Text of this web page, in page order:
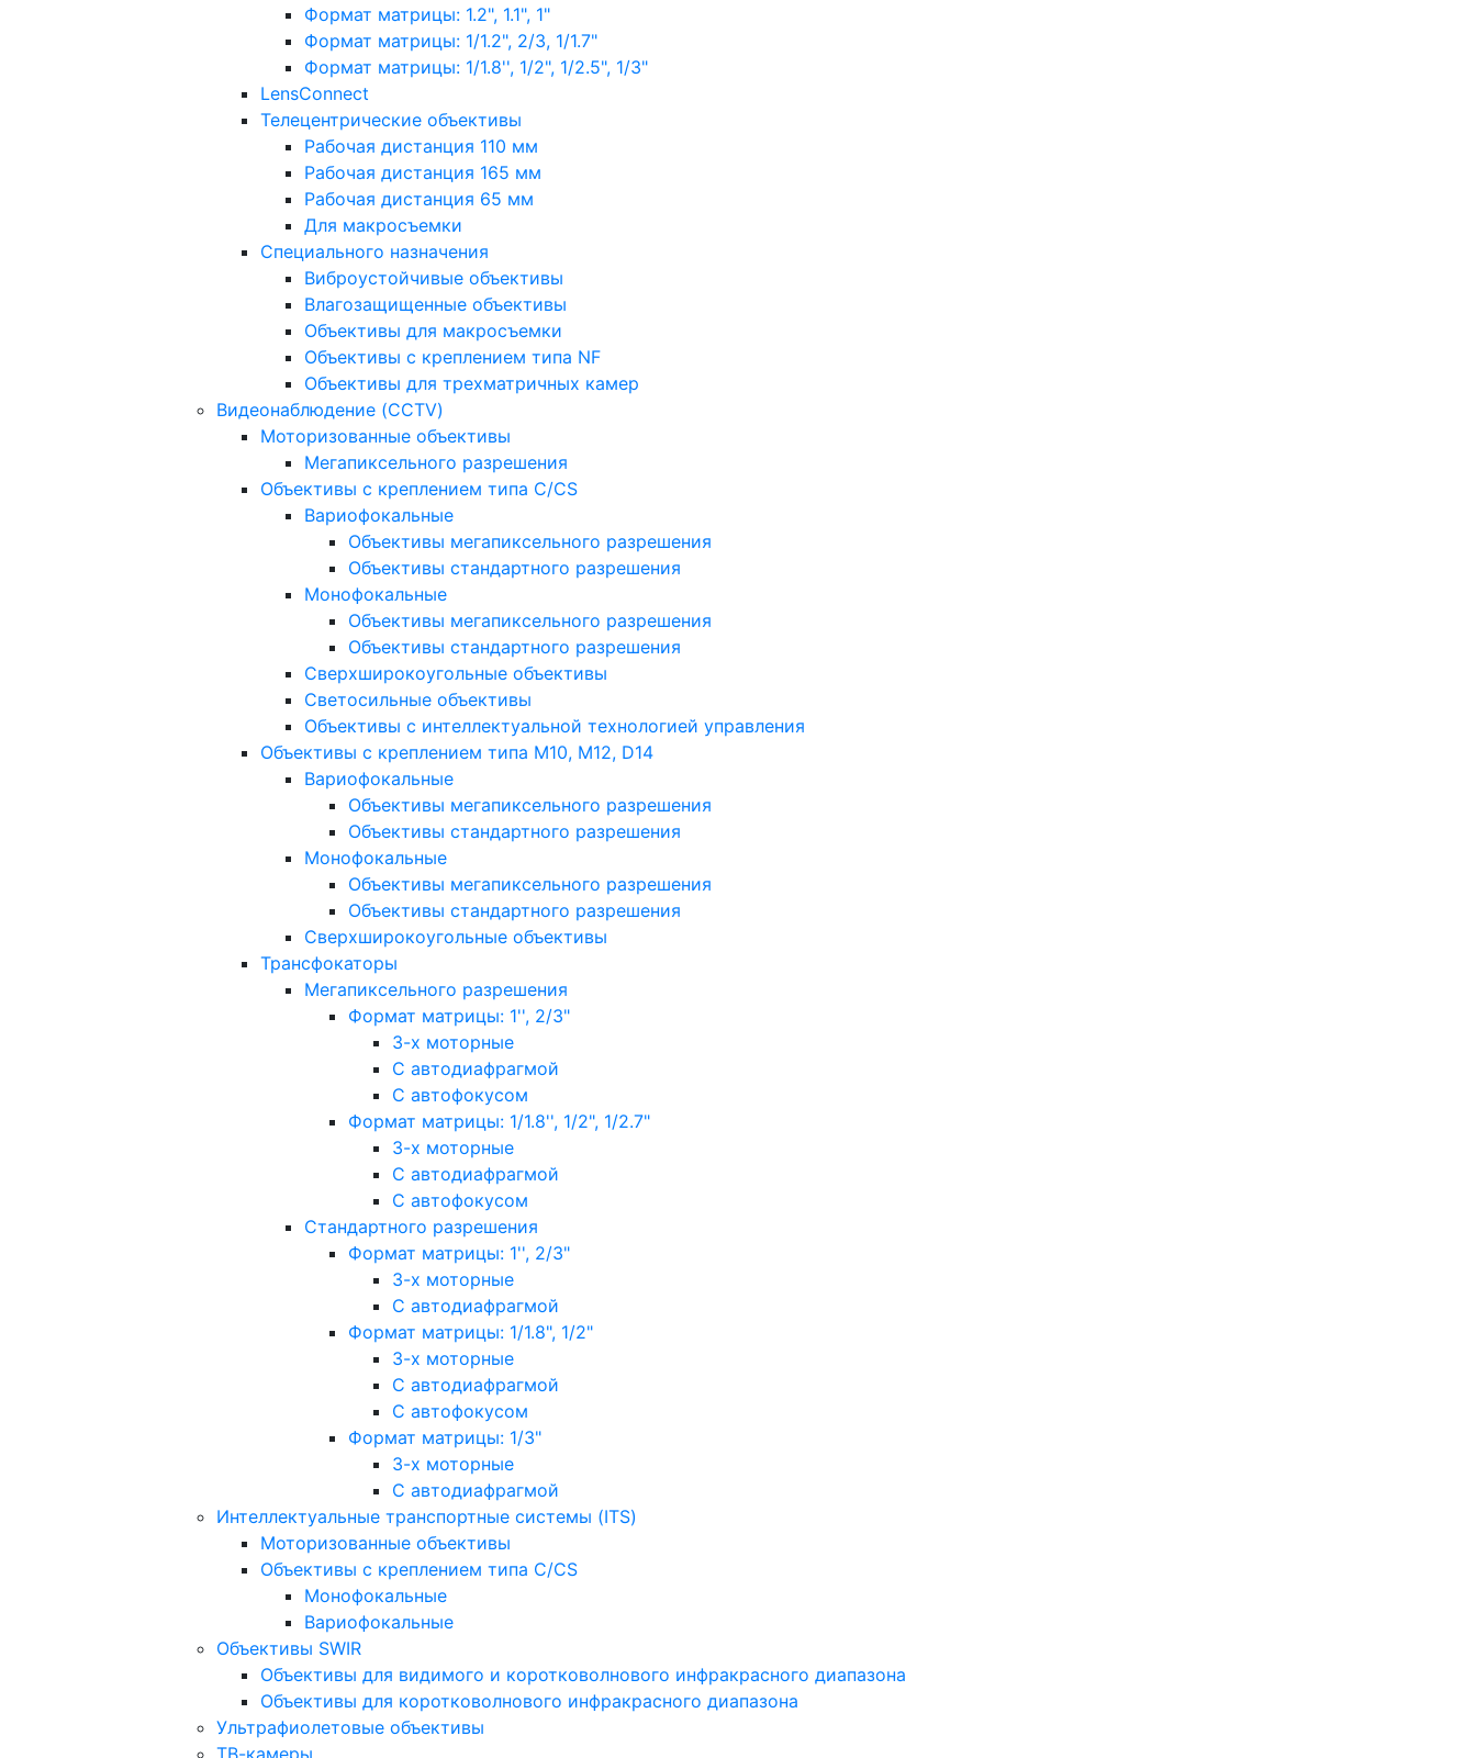
Формат матрицы: 1.2", 1.1", 1"
Формат матрицы: 1/1.2", 2/3, 1/1.7"
Формат матрицы: 1/1.8'', 1/2", 1/2.5", 1/3"
LensConnect
Телецентрические объективы
Рабочая дистанция 110 мм
Рабочая дистанция 165 мм
Рабочая дистанция 65 мм
Для макросъемки
Специального назначения
Виброустойчивые объективы
Влагозащищенные объективы
Объективы для макросъемки
Объективы с креплением типа NF
Объективы для трехматричных камер
Видеонаблюдение (CCTV)
Моторизованные объективы
Мегапиксельного разрешения
Объективы с креплением типа C/CS
Вариофокальные
Объективы мегапиксельного разрешения
Объективы стандартного разрешения
Монофокальные
Объективы мегапиксельного разрешения
Объективы стандартного разрешения
Сверхширокоугольные объективы
Светосильные объективы
Объективы с интеллектуальной технологией управления
Объективы с креплением типа M10, M12, D14
Вариофокальные
Объективы мегапиксельного разрешения
Объективы стандартного разрешения
Монофокальные
Объективы мегапиксельного разрешения
Объективы стандартного разрешения
Сверхширокоугольные объективы
Трансфокаторы
Мегапиксельного разрешения
Формат матрицы: 1'', 2/3"
3-х моторные
С автодиафрагмой
С автофокусом
Формат матрицы: 1/1.8'', 1/2", 1/2.7"
3-х моторные
С автодиафрагмой
С автофокусом
Стандартного разрешения
Формат матрицы: 1'', 2/3"
3-х моторные
С автодиафрагмой
Формат матрицы: 1/1.8", 1/2"
3-х моторные
С автодиафрагмой
С автофокусом
Формат матрицы: 1/3"
3-х моторные
С автодиафрагмой
Интеллектуальные транспортные системы (ITS)
Моторизованные объективы
Объективы с креплением типа C/CS
Монофокальные
Вариофокальные
Объективы SWIR
Объективы для видимого и коротковолнового инфракрасного диапазона
Объективы для коротковолнового инфракрасного диапазона
Ультрафиолетовые объективы
ТВ-камеры